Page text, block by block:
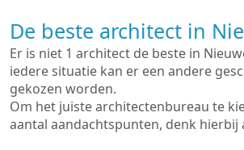
De beste architect in
Er is niet 1 architect de beste in
iedere situatie kan er een andere
gekozen worden.
Om het juiste architectenbureau te
aantal aandachtspunten, denk hierbij